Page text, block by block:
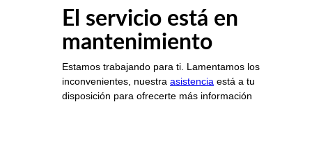
El servicio está en
mantenimiento
Estamos trabajando para ti. Lamentamos los
inconvenientes, nuestra asistencia está a tu
disposición para ofrecerte más información